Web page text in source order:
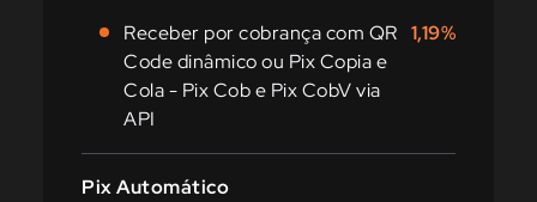
Receber por cobrança com QR
Code dinâmico ou Pix Copia e
Cola - Pix Cob e Pix CobV via
API
1,19%
Pix Automático